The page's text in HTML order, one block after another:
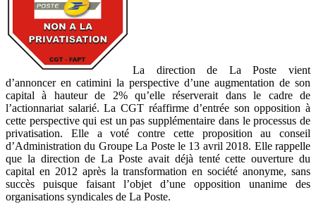
La direction de La Poste vient
d’annoncer en catimini la perspective d’une augmentation de son
capital à hauteur de 2% qu’elle réserverait dans le cadre de
l’actionnariat salarié. La CGT réaffirme d’entrée son opposition à
cette perspective qui est un pas supplémentaire dans le processus de
privatisation. Elle a voté contre cette proposition au conseil
d’Administration du Groupe La Poste le 13 avril 2018. Elle rappelle
que la direction de La Poste avait déjà tenté cette ouverture du
capital en 2012 après la transformation en société anonyme, sans
succès puisque faisant l’objet d’une opposition unanime des
organisations syndicales de La Poste.